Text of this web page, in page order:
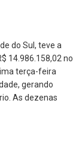
do Sul, teve a
14.986.158,02 no
terça-feira
gerando
As dezenas